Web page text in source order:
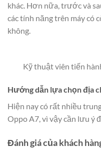
khác. Hơn nữa, trước và
các tính năng trên máy có
không.
Kỹ thuật viên tiến
Hướng dẫn lựa chọn địa
Hiện nay có rất nhiều
Oppo A7, vì vậy cần lưu ý
Đánh giá của khách